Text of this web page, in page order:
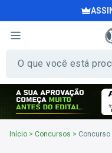
Início > Concursos > Concurso